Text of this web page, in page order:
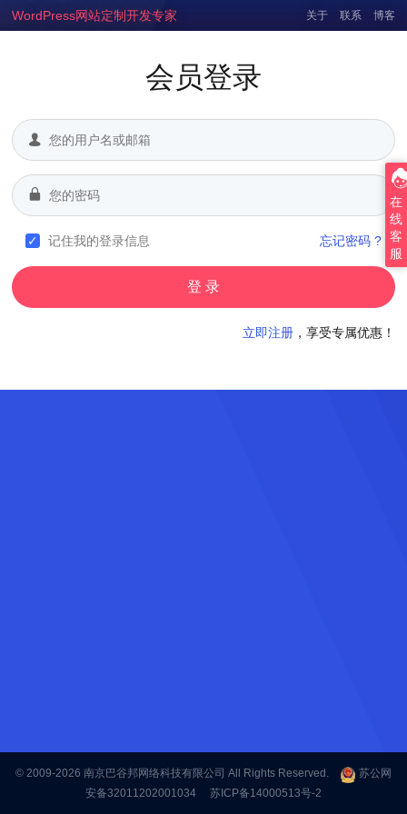
WordPress网站定制开发专家 关于 联系 博客
会员登录
记住我的登录信息 忘记密码 ?
立即注册 ，享受专属优惠！
© 2009-2026 南京巴谷邦网络科技有限公司 All Rights Reserved.
苏公网
安备32011202001034
苏ICP备14000513号-2
在
线
客
服